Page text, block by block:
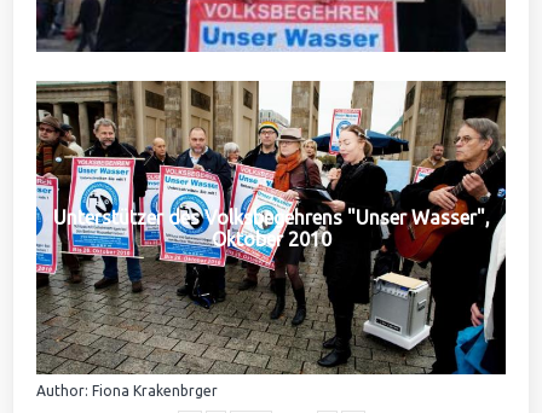
Unterstützer des Volksbegehrens "Unser Wasser",
Oktober 2010
Author: Fiona Krakenbrger